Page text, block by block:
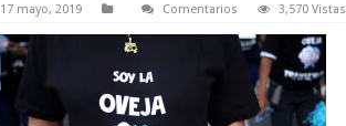
17 mayo, 2019 Comentarios 3,570 Vistas